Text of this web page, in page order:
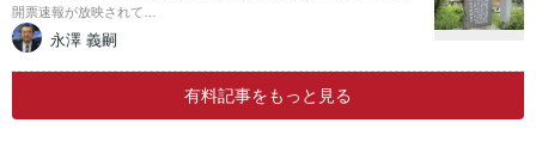
開票速報が放映されて…
永澤 義嗣
有料記事をもっと見る